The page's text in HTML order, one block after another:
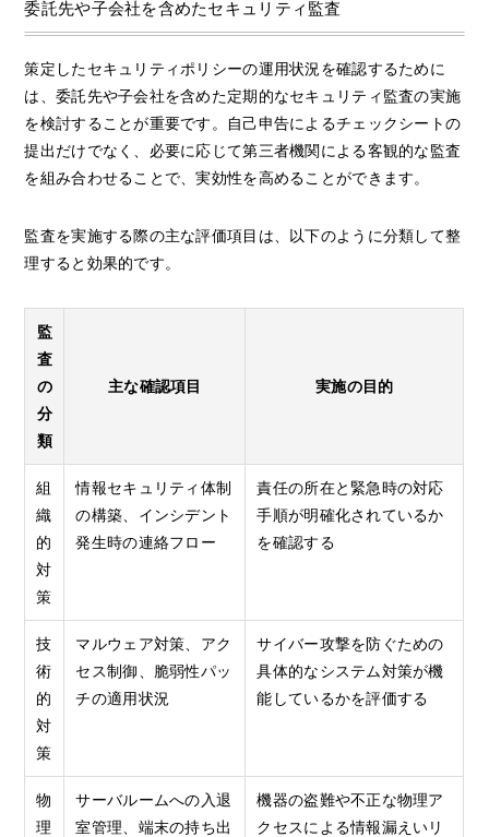
委託先や子会社を含めたセキュリティ監査
策定したセキュリティポリシーの運用状況を確認するために
は、委託先や子会社を含めた定期的なセキュリティ監査の実施
を検討することが重要です。自己申告によるチェックシートの
提出だけでなく、必要に応じて第三者機関による客観的な監査
を組み合わせることで、実効性を高めることができます。
監査を実施する際の主な評価項目は、以下のように分類して整
理すると効果的です。
監
査
の
分
類
主な確認項目 実施の目的
組
織
的
対
策
情報セキュリティ体制
の構築、インシデント
発生時の連絡フロー
責任の所在と緊急時の対応
手順が明確化されているか
を確認する
技
術
的
対
策
マルウェア対策、アク
セス制御、脆弱性パッ
チの適用状況
サイバー攻撃を防ぐための
具体的なシステム対策が機
能しているかを評価する
物
理
サーバルームへの入退
室管理、端末の持ち出
機器の盗難や不正な物理ア
クセスによる情報漏えいリ